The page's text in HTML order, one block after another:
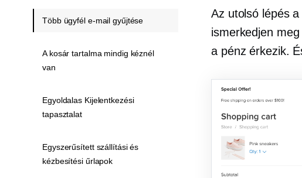
Az utolsó lépés a
ismerkedjen
a pénz érkezik.
Több ügyfél e-mail gyűjtése
A kosár tartalma mindig kéznél
van
Egyoldalas Kijelentkezési
tapasztalat
Egyszerűsített szállítási és
kézbesítési űrlapok